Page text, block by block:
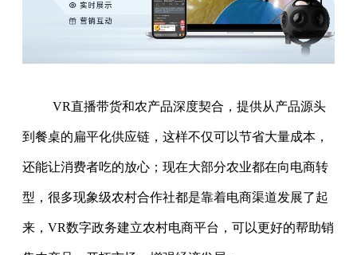
VR直播带货和农产品深度契合，提供从产品源头
到餐桌的扁平化供应链，这样不仅可以节省大量成本，
还能让消费者吃的放心；现在大部分农业都在向电商转
型，很多现象级农村合作社都是靠着电商渠道发展了起
来，VR数字政务建立农村电商平台，可以更好的帮助销